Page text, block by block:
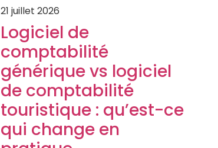
21 juillet 2026
Logiciel de
comptabilité
générique vs logiciel
de comptabilité
touristique : qu’est-ce
qui change en